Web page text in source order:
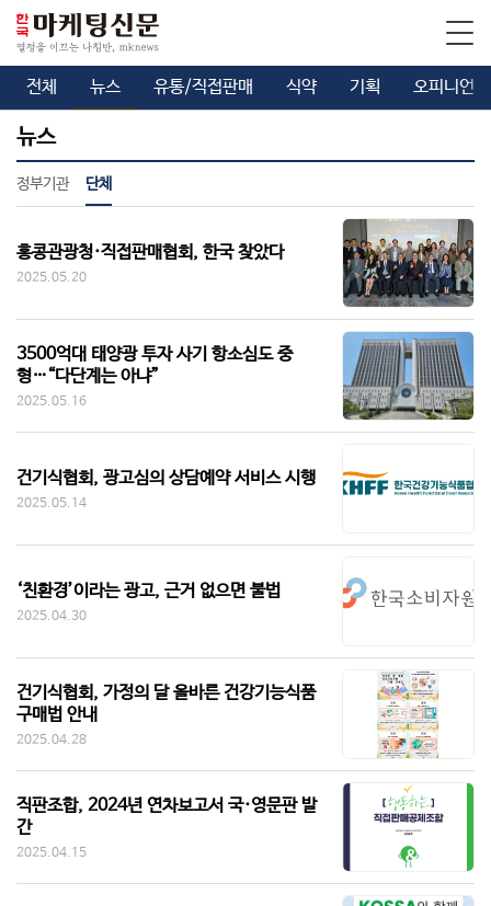
전체 뉴스 유통/직접판매 식약 기획 오피니언
뉴스
정부기관 단체
홍콩관광청·직접판매협회, 한국 찾았다
2025.05.20
3500억대 태양광 투자 사기 항소심도 중
형…“다단계는 아냐”
2025.05.16
건기식협회, 광고심의 상담예약 서비스 시행
2025.05.14
‘친환경’이라는 광고, 근거 없으면 불법
2025.04.30
건기식협회, 가정의 달 올바른 건강기능식품
구매법 안내
2025.04.28
직판조합, 2024년 연차보고서 국·영문판 발
간
2025.04.15